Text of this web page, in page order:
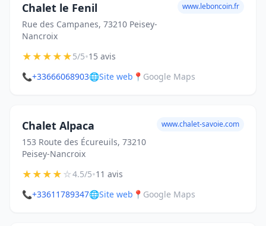
Chalet le Fenil
Rue des Campanes, 73210 Peisey-
Nancroix
www.leboncoin.fr
★★★★★5/5•15 avis
📞+33666068903🌐Site web 📍 Google Maps
Chalet Alpaca
153 Route des Écureuils, 73210
Peisey-Nancroix
www.chalet-savoie.com
★★★★☆4.5/5•11 avis
📞+33611789347🌐Site web 📍 Google Maps